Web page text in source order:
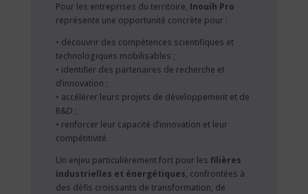
Pour les entreprises du territoire, Inouih Pro
représente une opportunité concrète pour :
• découvrir des compétences scientifiques et
technologiques mobilisables ;
• identifier des partenaires de recherche et
d’innovation ;
• accélérer leurs projets de développement et de
R&D ;
• renforcer leur capacité d’innovation et leur
compétitivité.
Un enjeu particulièrement fort pour les filières
industrielles et énergétiques, confrontées à
des défis croissants de transformation, de